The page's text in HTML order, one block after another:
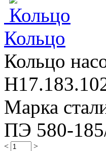
Кольцo
Кольцo
Марка
ПЭ 580-
< >